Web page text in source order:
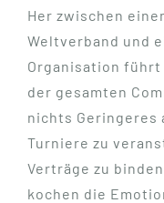
Her zwischen
Weltverband und
Organisation
der gesamten
nichts Geringeres
Turniere zu
Verträge zu
kochen die